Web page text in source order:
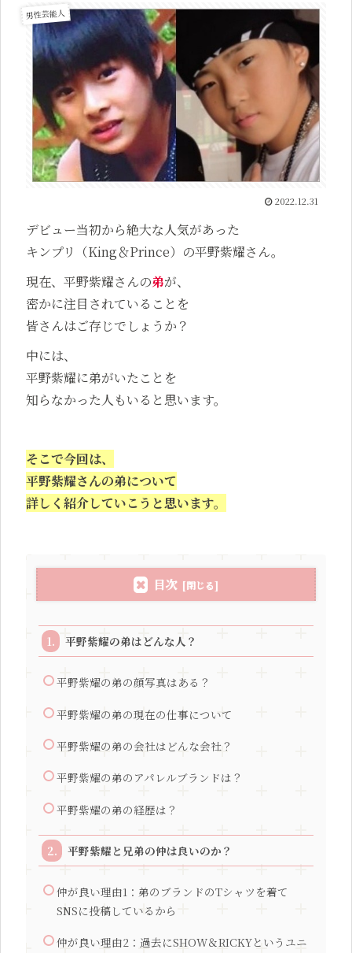
男性芸能人
2022.12.31
デビュー当初から絶大な人気があった
キンプリ（King＆Prince）の平野紫耀さん。
現在、平野紫耀さんの弟が、
密かに注目されていることを
皆さんはご存じでしょうか？
中には、
平野紫耀に弟がいたことを
知らなかった人もいると思います。
そこで今回は、
平野紫耀さんの弟について
詳しく紹介していこうと思います。
目次
平野紫耀の弟はどんな人？
平野紫耀の弟の顔写真はある？
平野紫耀の弟の現在の仕事について
平野紫耀の弟の会社はどんな会社？
平野紫耀の弟のアパレルブランドは？
平野紫耀の弟の経歴は？
平野紫耀と兄弟の仲は良いのか？
仲が良い理由1：弟のブランドのTシャツを着て
SNSに投稿しているから
仲が良い理由2：過去にSHOW＆RICKYというユニ